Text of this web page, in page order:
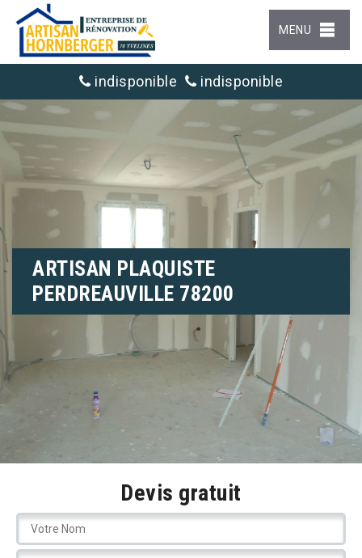
MENU
indisponible indisponible
ARTISAN PLAQUISTE
PERDREAUVILLE 78200
Devis gratuit